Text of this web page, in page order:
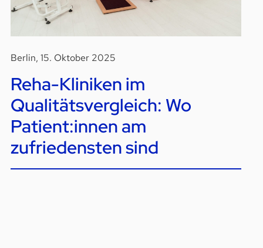
Berlin, 15. Oktober 2025
Reha-Kliniken im
Qualitätsvergleich: Wo
Patient:innen am
zufriedensten sind